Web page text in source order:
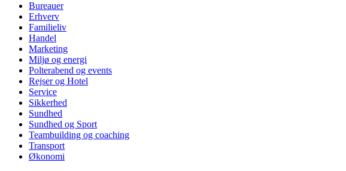
Bureauer
Erhverv
Familieliv
Handel
Marketing
Miljø og energi
Polterabend og events
Rejser og Hotel
Service
Sikkerhed
Sundhed
Sundhed og Sport
Teambuilding og coaching
Transport
Økonomi